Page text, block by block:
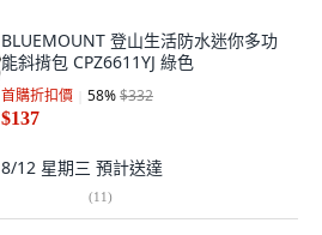
BLUEMOUNT 登山生活防水迷你多功
能斜揹包 CPZ6611YJ 綠色
首購折扣價 58%$332
$137
8/12 星期三 預計送達
(11)